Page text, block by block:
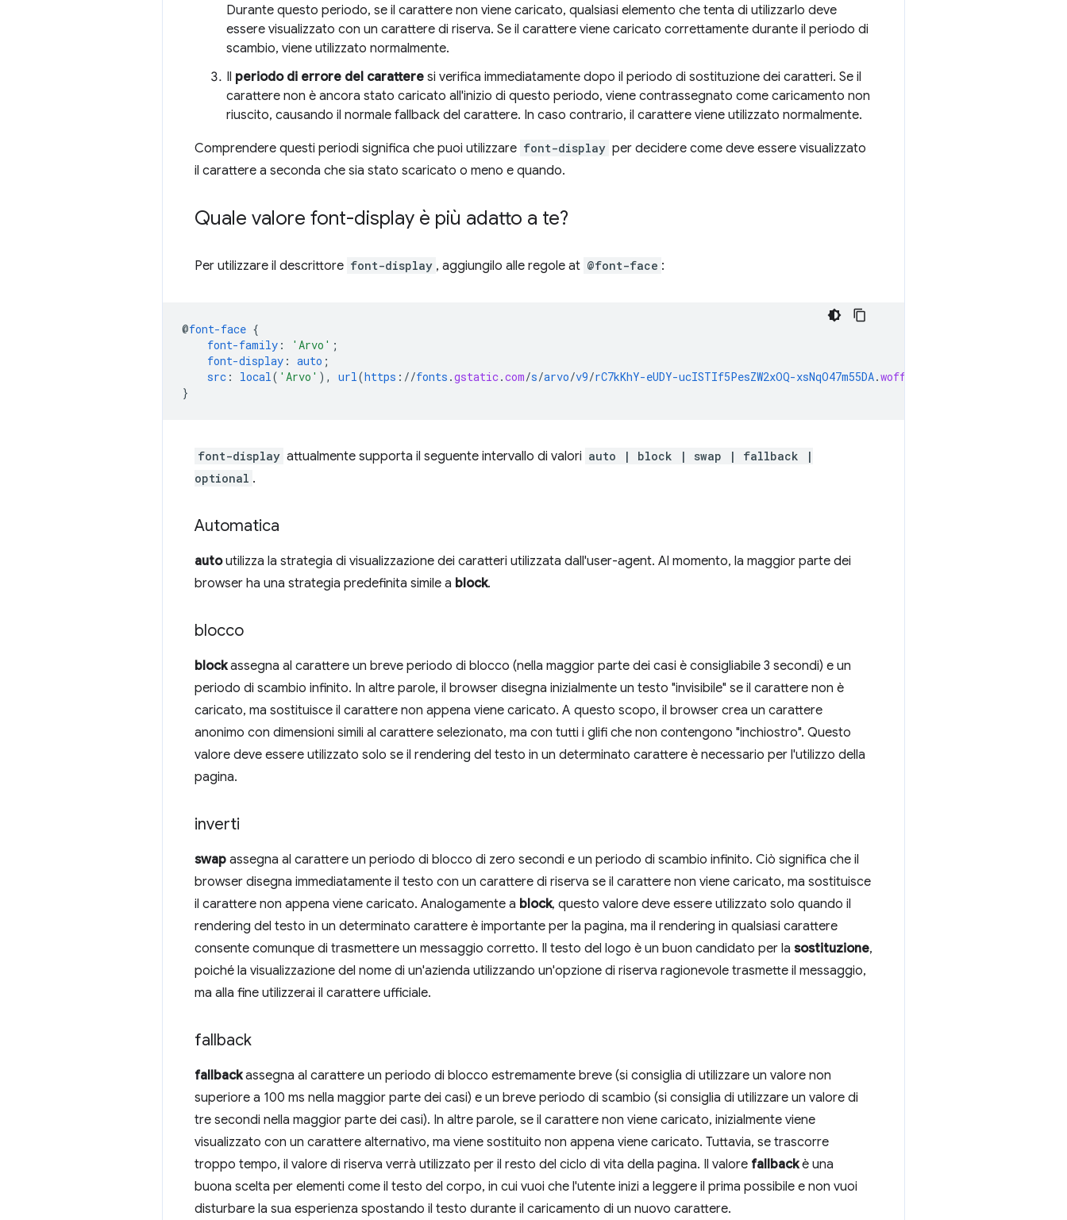
Durante questo periodo, se il carattere non viene caricato, qualsiasi elemento che tenta di utilizzarlo deve
essere visualizzato con un carattere di riserva. Se il carattere viene caricato correttamente durante il periodo di
scambio, viene utilizzato normalmente.
Il periodo di errore del carattere si verifica immediatamente dopo il periodo di sostituzione dei caratteri. Se il
carattere non è ancora stato caricato all'inizio di questo periodo, viene contrassegnato come caricamento non
riuscito, causando il normale fallback del carattere. In caso contrario, il carattere viene utilizzato normalmente.
Comprendere questi periodi significa che puoi utilizzare font-display per decidere come deve essere visualizzato
il carattere a seconda che sia stato scaricato o meno e quando.
Quale valore font-display è più adatto a te?
Per utilizzare il descrittore font-display , aggiungilo alle regole at @font-face :
@font-face {
font-family : 'Arvo' ;
font-display : auto ;
src : local( 'Arvo' ), url(https ://fonts .gstatic.com/s/arvo/v9/rC7kKhY-eUDY-ucISTIf5PesZW2xOQ-xsNqO47m55DA.woff2
}
font-display attualmente supporta il seguente intervallo di valori auto | block | swap | fallback |
optional .
Automatica
autoutilizza la strategia di visualizzazione dei caratteri utilizzata dall'user-agent. Al momento, la maggior parte dei
browser ha una strategia predefinita simile a block.
blocco
blockassegna al carattere un breve periodo di blocco (nella maggior parte dei casi è consigliabile 3 secondi) e un
periodo di scambio infinito. In altre parole, il browser disegna inizialmente un testo "invisibile" se il carattere non è
caricato, ma sostituisce il carattere non appena viene caricato. A questo scopo, il browser crea un carattere
anonimo con dimensioni simili al carattere selezionato, ma con tutti i glifi che non contengono "inchiostro". Questo
valore deve essere utilizzato solo se il rendering del testo in un determinato carattere è necessario per l'utilizzo della
pagina.
inverti
swap assegna al carattere un periodo di blocco di zero secondi e un periodo di scambio infinito. Ciò significa che il
browser disegna immediatamente il testo con un carattere di riserva se il carattere non viene caricato, ma sostituisce
il carattere non appena viene caricato. Analogamente a block, questo valore deve essere utilizzato solo quando il
rendering del testo in un determinato carattere è importante per la pagina, ma il rendering in qualsiasi carattere
consente comunque di trasmettere un messaggio corretto. Il testo del logo è un buon candidato per la sostituzione,
poiché la visualizzazione del nome di un'azienda utilizzando un'opzione di riserva ragionevole trasmette il messaggio,
ma alla fine utilizzerai il carattere ufficiale.
fallback
fallbackassegna al carattere un periodo di blocco estremamente breve (si consiglia di utilizzare un valore non
superiore a 100 ms nella maggior parte dei casi) e un breve periodo di scambio (si consiglia di utilizzare un valore di
tre secondi nella maggior parte dei casi). In altre parole, se il carattere non viene caricato, inizialmente viene
visualizzato con un carattere alternativo, ma viene sostituito non appena viene caricato. Tuttavia, se trascorre
troppo tempo, il valore di riserva verrà utilizzato per il resto del ciclo di vita della pagina. Il valore fallbackè una
buona scelta per elementi come il testo del corpo, in cui vuoi che l'utente inizi a leggere il prima possibile e non vuoi
disturbare la sua esperienza spostando il testo durante il caricamento di un nuovo carattere.